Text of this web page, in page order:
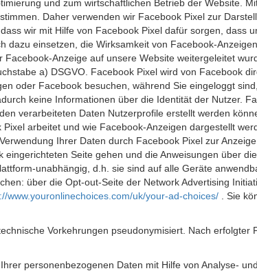
und zum wirtschaftlichen Betrieb der Website.
Daher verwenden wir Facebook Pixel zur
wir mit Hilfe von Facebook Pixel dafür sorgen, dass
einsetzen, die Wirksamkeit von Facebook-
Anzeige auf unsere Website weitergeleitet
a) DSGVO. Facebook Pixel wird von Facebook
oder Facebook besuchen, während Sie eingeloggt
keine Informationen über die Identität der Nutzer.
verarbeiteten Daten Nutzerprofile erstellt werden
arbeitet und wie Facebook-Anzeigen dargestellt
Ihrer Daten durch Facebook Pixel zur
Seite gehen und die Anweisungen über
unabhängig, d.h. sie sind auf alle Geräte
über die Opt-out-Seite der Network Advertising
www.youronlinechoices.com/uk/your-ad-choices/
. Sie
Vorkehrungen pseudonymisiert. Nach erfolgter
personenbezogenen Daten mit Hilfe von Analyse-